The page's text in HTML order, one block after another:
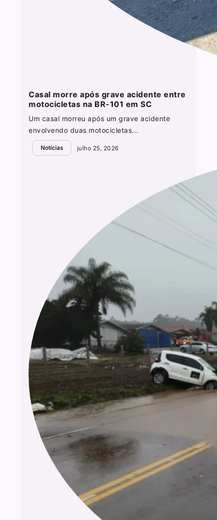
Casal morre após grave acidente entre
motocicletas na BR-101 em SC
Um casal morreu após um grave acidente
envolvendo duas motocicletas...
Notícias julho 25, 2026